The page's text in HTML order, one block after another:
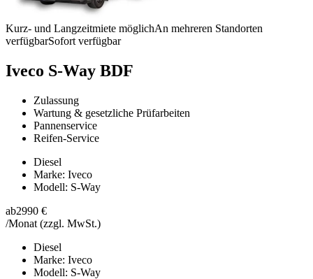
Kurz- und Langzeitmiete möglichAn mehreren Standorten
verfügbarSofort verfügbar
Iveco S-Way BDF
Zulassung
Wartung & gesetzliche Prüfarbeiten
Pannenservice
Reifen-Service
Diesel
Marke: Iveco
Modell: S-Way
ab2990 €
/Monat (zzgl. MwSt.)
Diesel
Marke: Iveco
Modell: S-Way